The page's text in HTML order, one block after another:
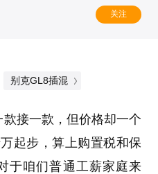
关注
别克GL8插混
接一款，但价格却一个
起步，算上购置税和保
于咱们普通工薪家庭来